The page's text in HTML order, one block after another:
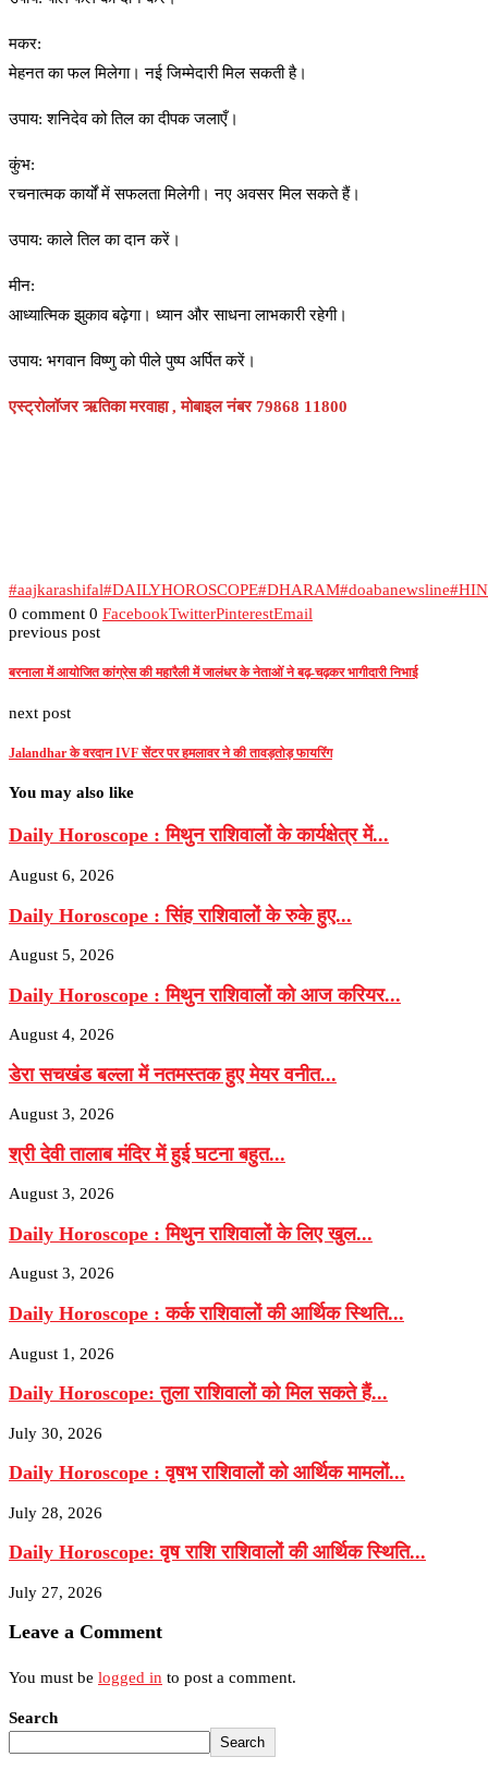
मकर:
मेहनत का फल मिलेगा। नई जिम्मेदारी मिल सकती है।
उपाय: शनिदेव को तिल का दीपक जलाएँ।
कुंभ:
रचनात्मक कार्यों में सफलता मिलेगी। नए अवसर मिल सकते हैं।
उपाय: काले तिल का दान करें।
मीन:
आध्यात्मिक झुकाव बढ़ेगा। ध्यान और साधना लाभकारी रहेगी।
उपाय: भगवान विष्णु को पीले पुष्प अर्पित करें।
एस्ट्रोलॉजर ऋतिका मरवाहा , मोबाइल नंबर 79868 11800
#aajkarashifal#DAILYHOROSCOPE#DHARAM#doabanewsline
0 comment 0 FacebookTwitterPinterestEmail
previous post
बरनाला में आयोजित कांग्रेस की महारैली में जालंधर के नेताओं ने बढ़-चढ़कर भागीदारी निभाई
next post
Jalandhar के वरदान IVF सेंटर पर हमलावर ने की तावड़तोड़ फायरिंग
You may also like
Daily Horoscope : मिथुन राशिवालों के कार्यक्षेत्र में...
August 6, 2026
Daily Horoscope : सिंह राशिवालों के रुके हुए...
August 5, 2026
Daily Horoscope : मिथुन राशिवालों को आज करियर...
August 4, 2026
डेरा सचखंड बल्ला में नतमस्तक हुए मेयर वनीत...
August 3, 2026
श्री देवी तालाब मंदिर में हुई घटना बहुत...
August 3, 2026
Daily Horoscope : मिथुन राशिवालों के लिए खुल...
August 3, 2026
Daily Horoscope : कर्क राशिवालों की आर्थिक स्थिति...
August 1, 2026
Daily Horoscope: तुला राशिवालों को मिल सकते हैं...
July 30, 2026
Daily Horoscope : वृषभ राशिवालों को आर्थिक मामलों...
July 28, 2026
Daily Horoscope: वृष राशि राशिवालों की आर्थिक स्थिति...
July 27, 2026
Leave a Comment
You must be logged in to post a comment.
Search
Search